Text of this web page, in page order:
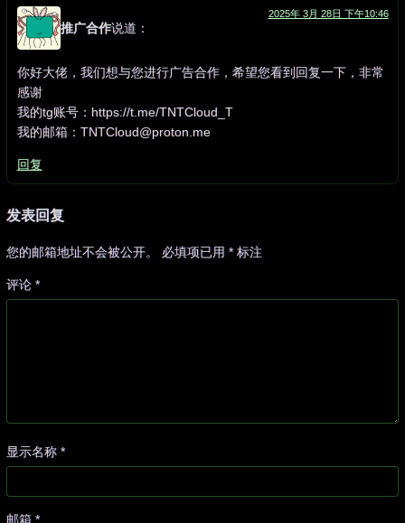
推广合作说道：
2025年 3月 28日 下午10:46
你好大佬，我们想与您进行广告合作，希望您看到回复一下，非常
感谢
我的tg账号：https://t.me/TNTCloud_T
我的邮箱：TNTCloud@proton.me
回复
发表回复
您的邮箱地址不会被公开。 必填项已用 *标注
评论 *
显示名称*
邮箱 *